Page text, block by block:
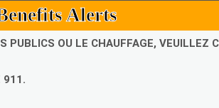
Alerts
PUBLICS OU LE CHAUFFAGE,
911.